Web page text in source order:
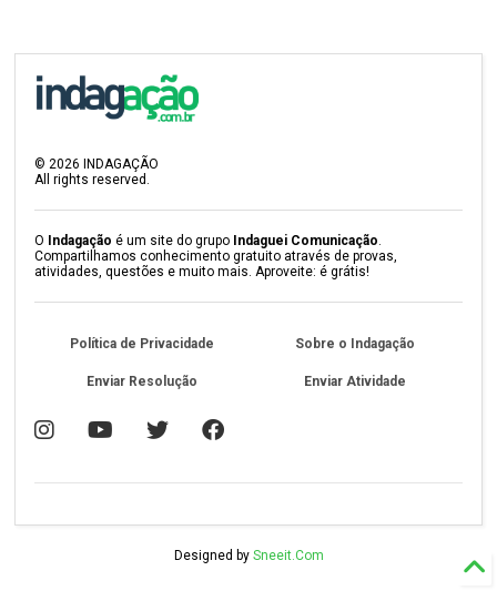
©2026 INDAGAÇÃO
All rights reserved.
O Indagação é um site do grupo Indaguei Comunicação.
Compartilhamos conhecimento gratuito através de provas,
atividades, questões e muito mais. Aproveite: é grátis!
Política de Privacidade Sobre o Indagação
Enviar Resolução Enviar Atividade
Designed by Sneeit.Com